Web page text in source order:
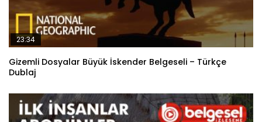
23:34
Gizemli Dosyalar Büyük İskender Belgeseli – Türkçe
Dublaj